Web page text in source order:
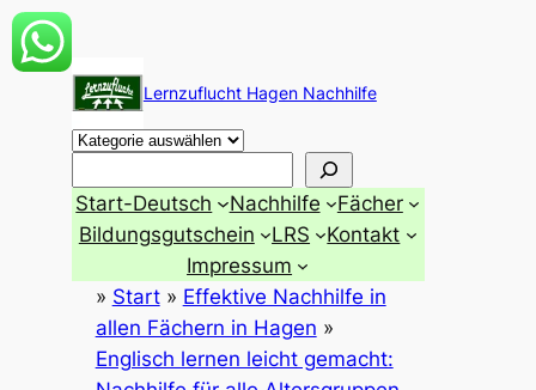
Zum
Inhalt
springen
Lernzuflucht Hagen Nachhilfe
Start-Deutsch Nachhilfe
Fächer
Bildungsgutschein
LRS
Kontakt
Impressum
» Start» Effektive Nachhilfe in
allen Fächern in Hagen »
Englisch lernen leicht gemacht: